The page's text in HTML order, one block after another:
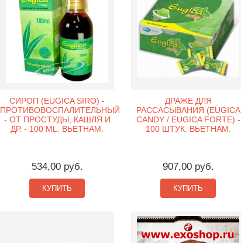
СИРОП (EUGICA SIRO) -
ПРОТИВОВОСПАЛИТЕЛЬНЫЙ
- ОТ ПРОСТУДЫ, КАШЛЯ И
ДР. - 100 ML. ВЬЕТНАМ.
534,00 руб.
КУПИТЬ
ДРАЖЕ ДЛЯ
РАССАСЫВАНИЯ (EUGICA
CANDY / EUGICA FORTE) -
100 ШТУК. ВЬЕТНАМ.
907,00 руб.
КУПИТЬ